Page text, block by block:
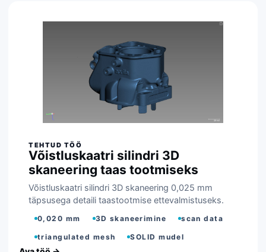
Võistluskaatri silindri 3D
skaneering taas tootmiseks
Võistluskaatri silindri 3D skaneering 0,025 mm
täpsusega detaili taastootmise ettevalmistuseks.
0,020 mm 3D skaneerimine scan data
triangulated mesh SOLID mudel